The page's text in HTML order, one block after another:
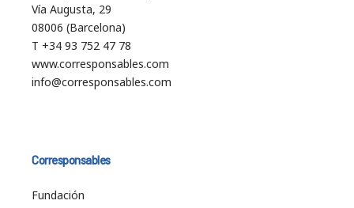
Vía Augusta, 29
08006 (Barcelona)
T +34 93 752 47 78
www.corresponsables.com
info@corresponsables.com
Corresponsables
Fundación